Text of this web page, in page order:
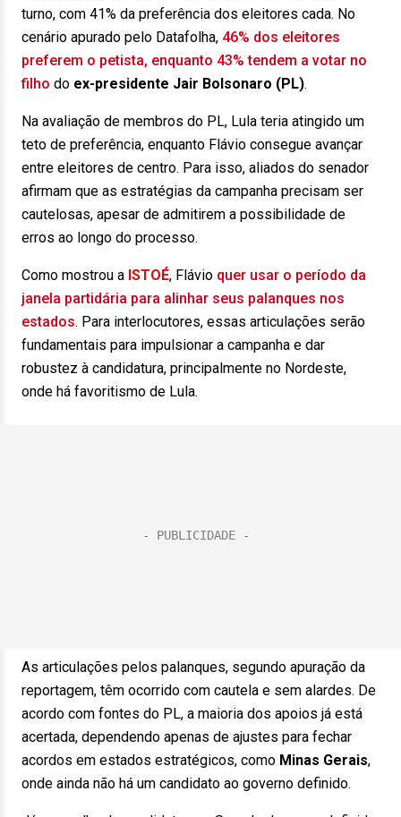
turno, com 41% da preferência dos eleitores cada. No
cenário apurado pelo Datafolha, 46% dos eleitores
preferem o petista, enquanto 43% tendem a votar no
filho do ex-presidente Jair Bolsonaro (PL).
Na avaliação de membros do PL, Lula teria atingido um
teto de preferência, enquanto Flávio consegue avançar
entre eleitores de centro. Para isso, aliados do senador
afirmam que as estratégias da campanha precisam ser
cautelosas, apesar de admitirem a possibilidade de
erros ao longo do processo.
Como mostrou a ISTOÉ, Flávio quer usar o período da
janela partidária para alinhar seus palanques nos
estados. Para interlocutores, essas articulações serão
fundamentais para impulsionar a campanha e dar
robustez à candidatura, principalmente no Nordeste,
onde há favoritismo de Lula.
As articulações pelos palanques, segundo apuração da
reportagem, têm ocorrido com cautela e sem alardes. De
acordo com fontes do PL, a maioria dos apoios já está
acertada, dependendo apenas de ajustes para fechar
acordos em estados estratégicos, como Minas Gerais,
onde ainda não há um candidato ao governo definido.